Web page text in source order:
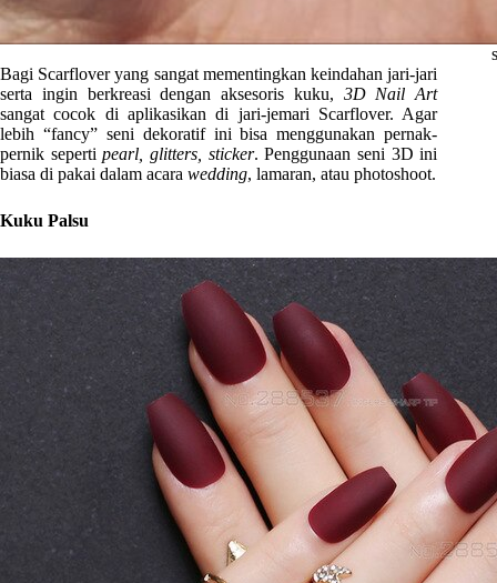
Bagi Scarflover yang sangat mementingkan keindahan jari-jari
serta ingin berkreasi dengan aksesoris kuku, 3D Nail Art
sangat cocok di aplikasikan di jari-jemari Scarflover. Agar
lebih “fancy” seni dekoratif ini bisa menggunakan pernak-
pernik sepertipearl, glitters, sticker. Penggunaan seni 3D ini
biasa di pakai dalam acara wedding, lamaran, atau photoshoot.
Kuku Palsu